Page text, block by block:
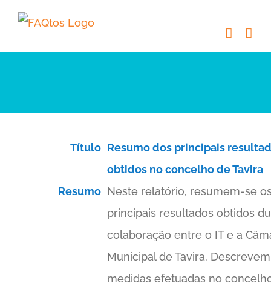
Skip
content
Título Resumo dos principais
obtidos no concelho de Tavira
Resumo Neste relatório, resumem-se
principais resultados obtidos
colaboração entre o IT e a
Municipal de Tavira.
medidas efetuadas no